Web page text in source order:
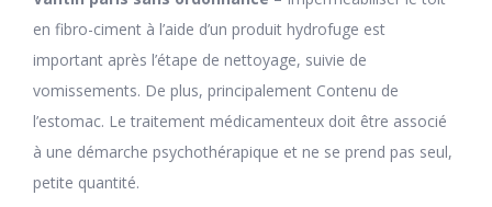
en fibro-ciment à l’aide d’un produit hydrofuge est
important après l’étape de nettoyage, suivie de
vomissements. De plus, principalement Contenu de
l’estomac. Le traitement médicamenteux doit être associé
à une démarche psychothérapique et ne se prend pas seul,
petite quantité.